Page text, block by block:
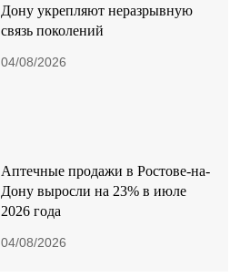
Дону укрепляют неразрывную
связь поколений
04/08/2026
Аптечные продажи в Ростове-на-
Дону выросли на 23% в июле
2026 года
04/08/2026